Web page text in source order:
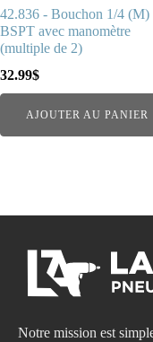
42.836 - Bouchon 1/4 (M)
BSPT avec manomètre
(multiple de 2)
32.99$
AJOUTER AU PANIER
Notre mission est